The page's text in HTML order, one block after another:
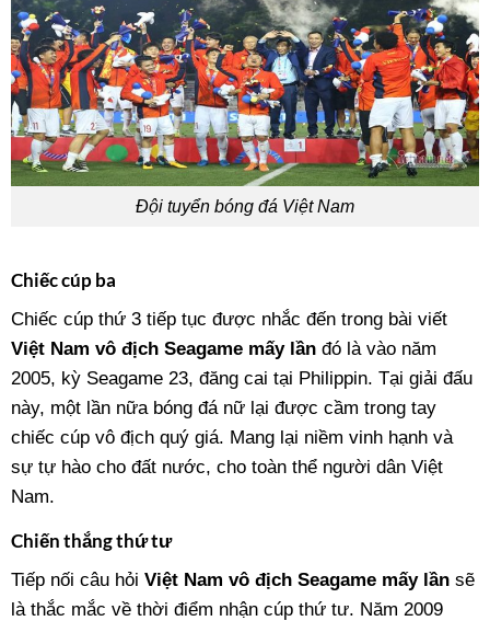
Đội tuyển bóng đá Việt Nam
Chiếc cúp ba
Chiếc cúp thứ 3 tiếp tục được nhắc đến trong bài viết
Việt Nam vô địch Seagame mấy lần đó là vào năm
2005, kỳ Seagame 23, đăng cai tại Philippin. Tại giải đấu
này, một lần nữa bóng đá nữ lại được cầm trong tay
chiếc cúp vô địch quý giá. Mang lại niềm vinh hạnh và
sự tự hào cho đất nước, cho toàn thể người dân Việt
Nam.
Chiến thắng thứ tư
Tiếp nối câu hỏi Việt Nam vô địch Seagame mấy lần sẽ
là thắc mắc về thời điểm nhận cúp thứ tư. Năm 2009